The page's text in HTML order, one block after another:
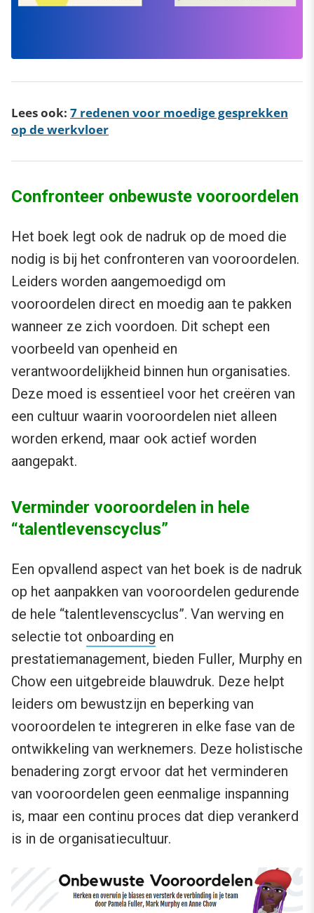
Lees ook: 7 redenen voor moedige gesprekken
op de werkvloer
Confronteer onbewuste vooroordelen
Het boek legt ook de nadruk op de moed die
nodig is bij het confronteren van vooroordelen.
Leiders worden aangemoedigd om
vooroordelen direct en moedig aan te pakken
wanneer ze zich voordoen. Dit schept een
voorbeeld van openheid en
verantwoordelijkheid binnen hun organisaties.
Deze moed is essentieel voor het creëren van
een cultuur waarin vooroordelen niet alleen
worden erkend, maar ook actief worden
aangepakt.
Verminder vooroordelen in hele
“talentlevenscyclus”
Een opvallend aspect van het boek is de nadruk
op het aanpakken van vooroordelen gedurende
de hele “talentlevenscyclus”. Van werving en
selectie tot onboarding en
prestatiemanagement, bieden Fuller, Murphy en
Chow een uitgebreide blauwdruk. Deze helpt
leiders om bewustzijn en beperking van
vooroordelen te integreren in elke fase van de
ontwikkeling van werknemers. Deze holistische
benadering zorgt ervoor dat het verminderen
van vooroordelen geen eenmalige inspanning
is, maar een continu proces dat diep verankerd
is in de organisatiecultuur.